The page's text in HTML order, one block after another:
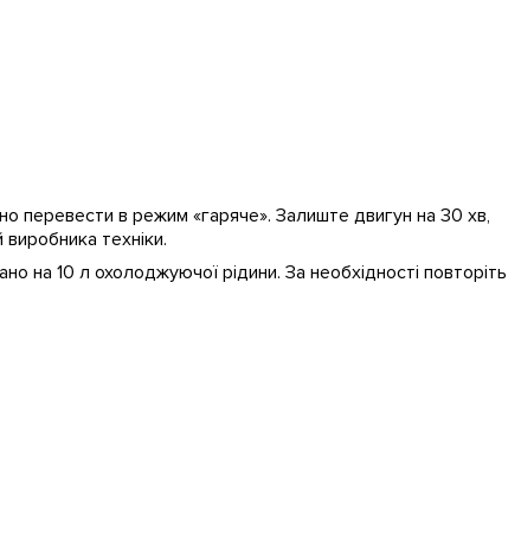
перевести в режим «гаряче». Залиште двигун на 30 хв,
техніки.
на 10 л охолоджуючої рідини. За необхідності повторіть